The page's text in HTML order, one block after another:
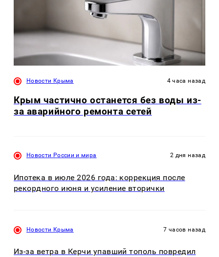
Новости Крыма 4 часа назад
Крым частично останется без воды из-
за аварийного ремонта сетей
Новости России и мира 2 дня назад
Ипотека в июле 2026 года: коррекция после
рекордного июня и усиление вторички
Новости Крыма 7 часов назад
Из-за ветра в Керчи упавший тополь повредил